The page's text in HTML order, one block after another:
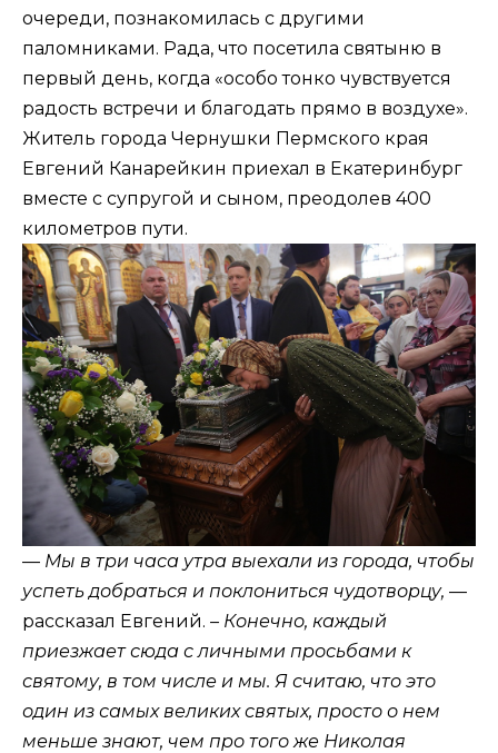
очереди, познакомилась с другими
паломниками. Рада, что посетила святыню в
первый день, когда «особо тонко чувствуется
радость встречи и благодать прямо в воздухе».
Житель города Чернушки Пермского края
Евгений Канарейкин приехал в Екатеринбург
вместе с супругой и сыном, преодолев 400
километров пути.
— Мы в три часа утра выехали из города, чтобы
успеть добраться и поклониться чудотворцу, —
рассказал Евгений. – Конечно, каждый
приезжает сюда с личными просьбами к
святому, в том числе и мы. Я считаю, что это
один из самых великих святых, просто о нем
меньше знают, чем про того же Николая